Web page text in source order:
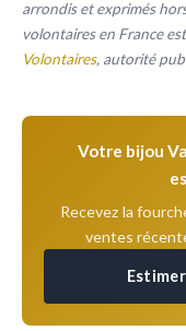
arrondis et exprimés
volontaires en France
Volontaires, autorité
Votre bijou
Recevez la
ventes